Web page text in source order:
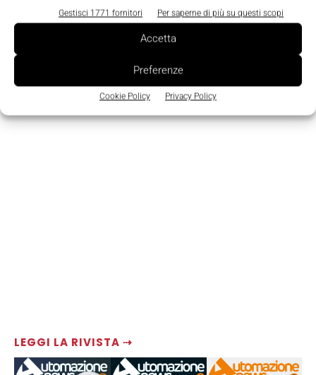
Gestisci 1771 fornitori Per saperne di più su questi scopi
Accetta
Preferenze
Cookie Policy Privacy Policy
LEGGI LA RIVISTA ⇢
con il quale la società si è impegnata, dal 2005 al
2014, a ridurre globalmente il suo consumo di
energia del 25%.